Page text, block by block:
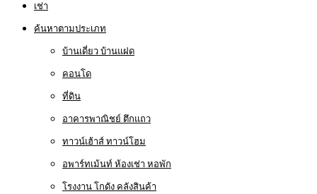
เช่า
ค้นหาตามประเภท
บ้านเดี่ยว บ้านแฝด
คอนโด
ที่ดิน
อาคารพาณิชย์ ตึกแถว
ทาวน์เฮ้าส์ ทาวน์โฮม
อพาร์ทเม้นท์ ห้องเช่า หอพัก
โรงงาน โกดัง คลังสินค้า